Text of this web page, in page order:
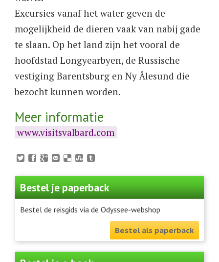
Bestel je paperback
Bestel de reisgids via de Odyssee-webshop
Bestel als paperback
Excursies vanaf het water geven de
mogelijkheid de dieren vaak van nabij gade
te slaan. Op het land zijn het vooral de
hoofdstad Longyearbyen, de Russische
vestiging Barentsburg en Ny Ålesund die
bezocht kunnen worden.
Meer informatie
www.visitsvalbard.com